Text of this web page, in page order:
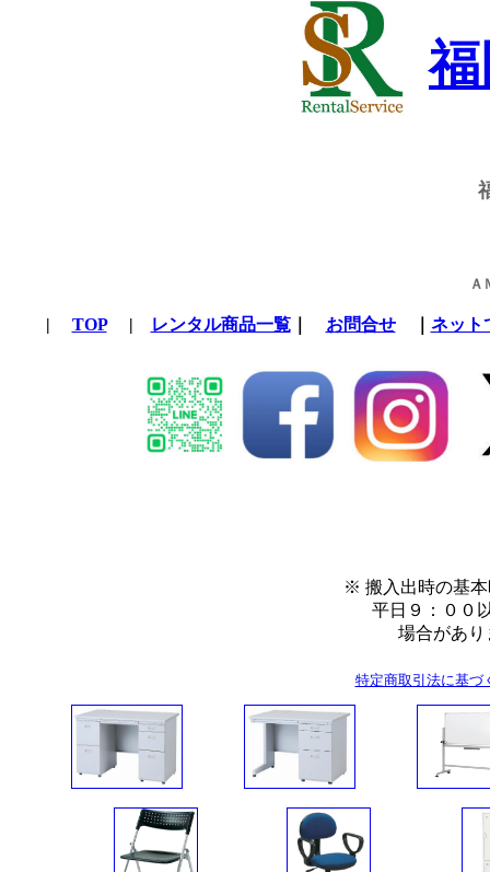
Ａ
| TOP| レンタル商品一覧｜ お問合せ｜ ネット
※ 搬入出時の基
平日９：００以前
場合があります
特定商取引法に基づ